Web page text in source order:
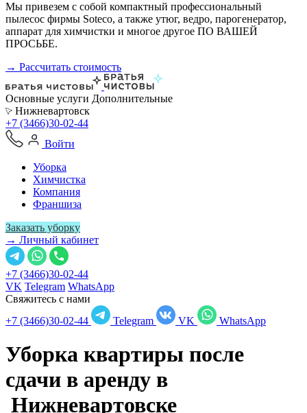
Мы привезем с собой компактный профессиональный
пылесос фирмы Soteco, а также утюг, ведро, парогенератор,
аппарат для химчистки и многое другое ПО ВАШЕЙ
ПРОСЬБЕ.
→ Рассчитать стоимость
Основные услуги Дополнительные
Нижневартовск
+7 (3466)30-02-44
Войти
Уборка
Химчистка
Компания
Франшиза
Заказать уборку
→ Личный кабинет
+7 (3466)30-02-44
VK Telegram WhatsApp
Свяжитесь с нами
+7 (3466)30-02-44
Telegram VK WhatsApp
Уборка квартиры после
сдачи в аренду в
Нижневартовске